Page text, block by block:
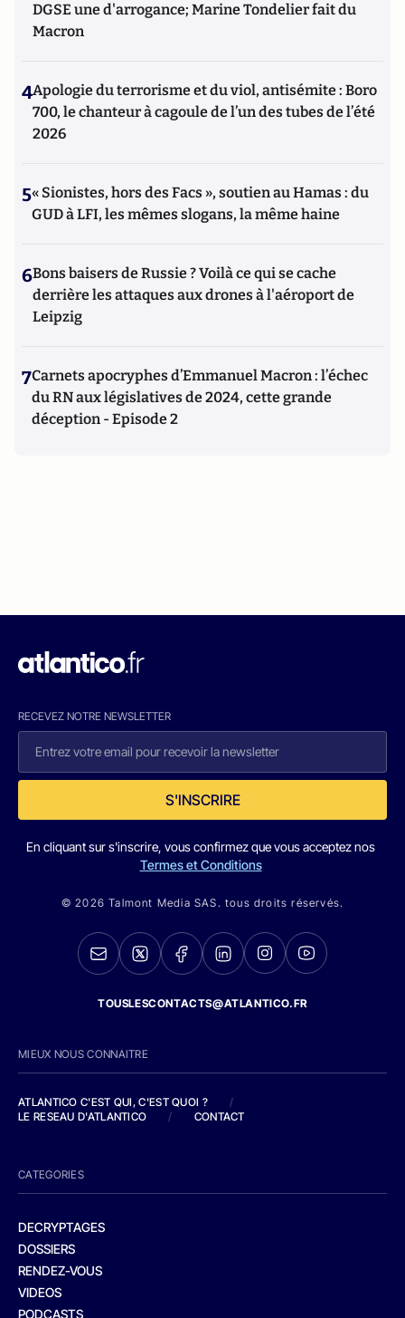
DGSE une d'arrogance; Marine Tondelier fait du
Macron
4Apologie du terrorisme et du viol, antisémite : Boro
700, le chanteur à cagoule de l’un des tubes de l’été
2026
5« Sionistes, hors des Facs », soutien au Hamas : du
GUD à LFI, les mêmes slogans, la même haine
6Bons baisers de Russie ? Voilà ce qui se cache
derrière les attaques aux drones à l'aéroport de
Leipzig
7Carnets apocryphes d’Emmanuel Macron : l’échec
du RN aux législatives de 2024, cette grande
déception - Episode 2
RECEVEZ NOTRE NEWSLETTER
S'INSCRIRE
En cliquant sur s'inscrire, vous confirmez que vous acceptez nos
Termes et Conditions
© 2026 Talmont Media SAS. tous droits réservés.
TOUSLESCONTACTS@ATLANTICO.FR
MIEUX NOUS CONNAITRE
ATLANTICO C'EST QUI, C'EST QUOI ?
/
LE RESEAU D'ATLANTICO
/ CONTACT
CATEGORIES
DECRYPTAGES
DOSSIERS
RENDEZ-VOUS
VIDEOS
PODCASTS